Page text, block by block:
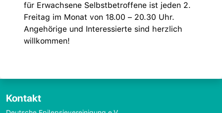
für Erwachsene Selbstbetroffene ist jeden 2.
Freitag im Monat von 18.00 – 20.30 Uhr.
Angehörige und Interessierte sind herzlich
willkommen!
Kontakt